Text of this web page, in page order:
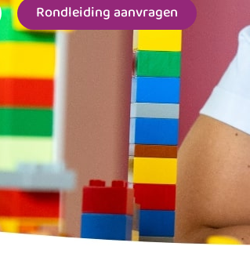
Rondleiding aanvragen